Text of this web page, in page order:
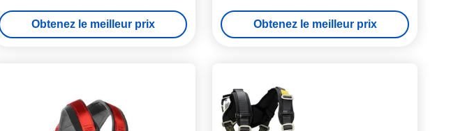
crochets et boucle
Obtenez le meilleur prix
pour l'escalade
Obtenez le meilleur prix